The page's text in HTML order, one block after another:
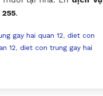
.
gay hai quan 12, diet con
12, diet con trung gay hai